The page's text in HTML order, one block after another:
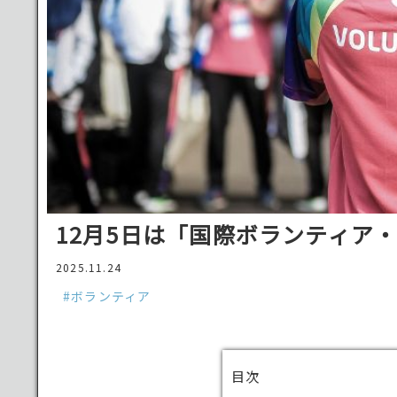
12月5日は「国際ボランティア
2025.11.24
#ボランティア
目次